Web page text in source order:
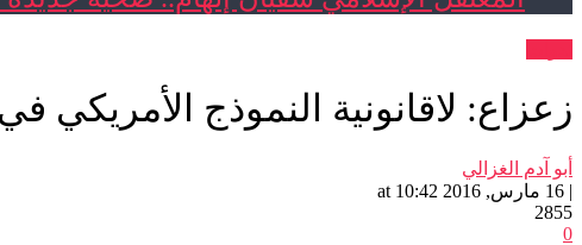
زعزاع: لاقانونية النموذج الأمريكي
أبو آدم الغزالي
| 16 مارس, 2016 at 10:42
2855
0